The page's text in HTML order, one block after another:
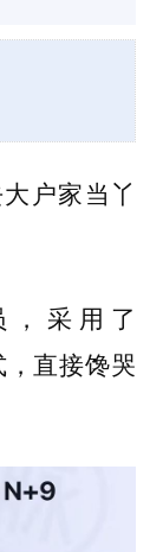
户家当丫
采用了
直接馋哭